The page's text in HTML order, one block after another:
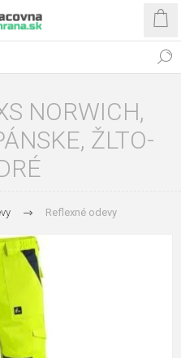
NORWICH,
ŽLTO-
Reflexné odevy